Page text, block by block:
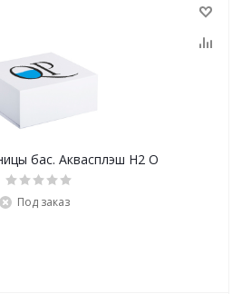
бас. Аквасплэш Н2 О
Под заказ